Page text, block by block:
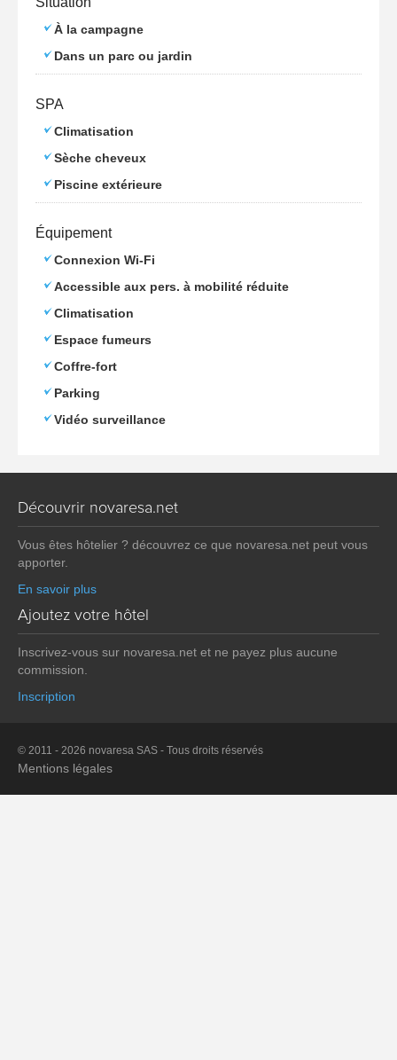
À la campagne
Dans un parc ou jardin
SPA
Climatisation
Sèche cheveux
Piscine extérieure
Équipement
Connexion Wi-Fi
Accessible aux pers. à mobilité réduite
Climatisation
Espace fumeurs
Coffre-fort
Parking
Vidéo surveillance
Découvrir novaresa.net
Vous êtes hôtelier ? découvrez ce que novaresa.net peut vous
apporter.
En savoir plus
Ajoutez votre hôtel
Inscrivez-vous sur novaresa.net et ne payez plus aucune
commission.
Inscription
© 2011 - 2026 novaresa SAS - Tous droits réservés
Mentions légales